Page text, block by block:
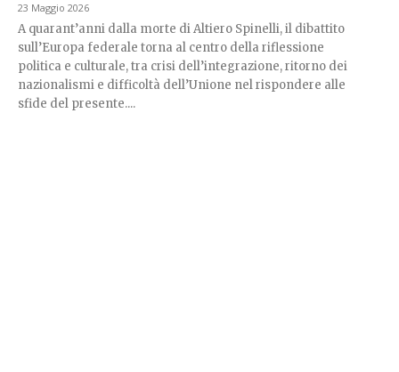
23 Maggio 2026
A quarant’anni dalla morte di Altiero Spinelli, il dibattito
sull’Europa federale torna al centro della riflessione
politica e culturale, tra crisi dell’integrazione, ritorno dei
nazionalismi e difficoltà dell’Unione nel rispondere alle
sfide del presente....